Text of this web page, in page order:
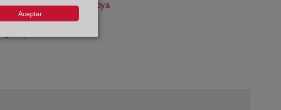
del Carmen Prieto Bedoya
de Protección de Datos:
Aceptar